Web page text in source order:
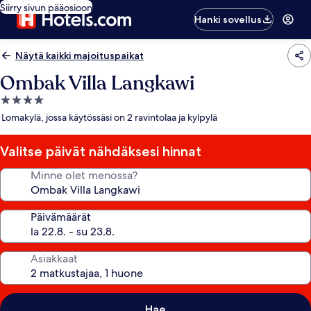
Siirry sivun pääosioon
Hanki sovellus
Näytä kaikki majoituspaikat
Ombak Villa Langkawi
4.0
tähden
Lomakylä, jossa käytössäsi on 2 ravintolaa ja kylpylä
Valitse päivät nähdäksesi hinnat
Minne olet menossa?
Päivämäärät
Asiakkaat